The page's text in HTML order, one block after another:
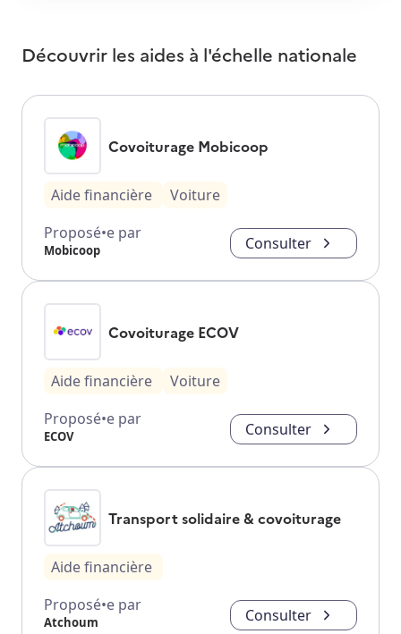
Découvrir les aides à l'échelle nationale
Covoiturage Mobicoop
Aide financière
Voiture
Proposé•e par
Mobicoop Consulter
Covoiturage ECOV
Aide financière
Voiture
Proposé•e par
ECOV Consulter
Transport solidaire & covoiturage
Aide financière
Proposé•e par
Atchoum Consulter